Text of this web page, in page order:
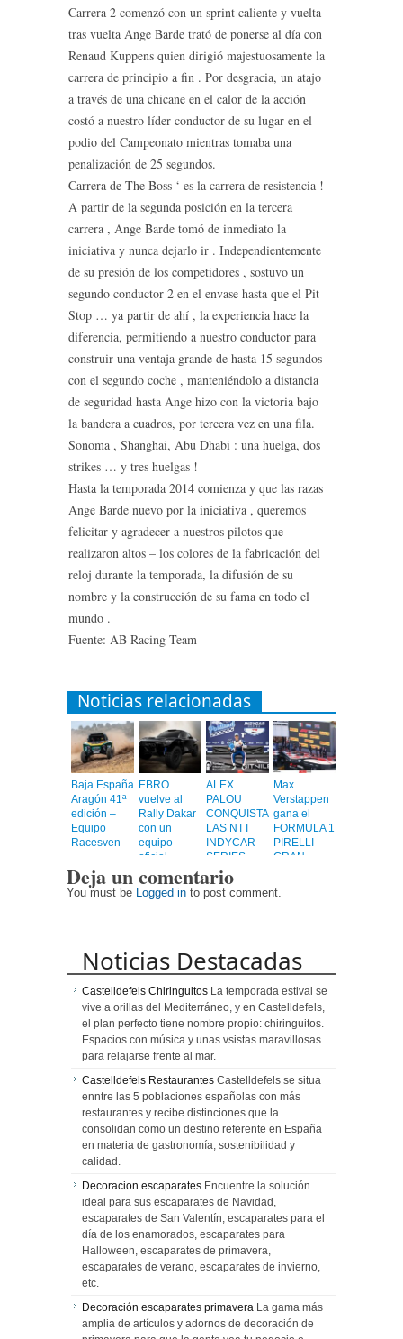
Carrera 2 comenzó con un sprint caliente y vuelta
tras vuelta Ange Barde trató de ponerse al día con
Renaud Kuppens quien dirigió majestuosamente la
carrera de principio a fin . Por desgracia, un atajo
a través de una chicane en el calor de la acción
costó a nuestro líder conductor de su lugar en el
podio del Campeonato mientras tomaba una
penalización de 25 segundos.
Carrera de The Boss ‘ es la carrera de resistencia !
A partir de la segunda posición en la tercera
carrera , Ange Barde tomó de inmediato la
iniciativa y nunca dejarlo ir . Independientemente
de su presión de los competidores , sostuvo un
segundo conductor 2 en el envase hasta que el Pit
Stop … ya partir de ahí , la experiencia hace la
diferencia, permitiendo a nuestro conductor para
construir una ventaja grande de hasta 15 segundos
con el segundo coche , manteniéndolo a distancia
de seguridad hasta Ange hizo con la victoria bajo
la bandera a cuadros, por tercera vez en una fila.
Sonoma , Shanghai, Abu Dhabi : una huelga, dos
strikes … y tres huelgas !
Hasta la temporada 2014 comienza y que las razas
Ange Barde nuevo por la iniciativa , queremos
felicitar y agradecer a nuestros pilotos que
realizaron altos – los colores de la fabricación del
reloj durante la temporada, la difusión de su
nombre y la construcción de su fama en todo el
mundo .
Fuente: AB Racing Team
Noticias relacionadas
Baja España
Aragón 41ª
edición –
Equipo
Racesven
EBRO
vuelve al
Rally Dakar
con un
equipo
oficial
ALEX
PALOU
CONQUISTA
LAS NTT
INDYCAR
SERIES
2023
Max
Verstappen
gana el
FORMULA 1
PIRELLI
GRAN
ESPAÑA
2022
Deja un comentario
You must be Logged in to post comment.
Noticias Destacadas
Castelldefels Chiringuitos La temporada estival se
vive a orillas del Mediterráneo, y en Castelldefels,
el plan perfecto tiene nombre propio: chiringuitos.
Espacios con música y unas vsistas maravillosas
para relajarse frente al mar.
Castelldefels Restaurantes Castelldefels se situa
enntre las 5 poblaciones españolas con más
restaurantes y recibe distinciones que la
consolidan como un destino referente en España
en materia de gastronomía, sostenibilidad y
calidad.
Decoracion escaparates Encuentre la solución
ideal para sus escaparates de Navidad,
escaparates de San Valentín, escaparates para el
día de los enamorados, escaparates para
Halloween, escaparates de primavera,
escaparates de verano, escaparates de invierno,
etc.
Decoración escaparates primavera La gama más
amplia de artículos y adornos de decoración de